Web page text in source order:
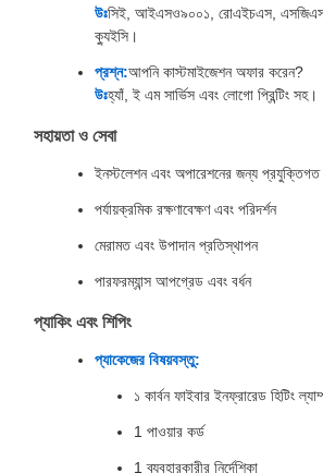
উঃসিই, আইএসও৯০০১, রোএইচএস, এসজিএস
ক্যুইসি।
প্রশ্ন:আপনি কাস্টমাইজেশন অফার করেন?
উঃহ্যাঁ, ই এম সার্ভিস এবং লোগো প্রিন্টিং সহ।
সহায়তা ও সেবা
ইনস্টলেশন এবং অপারেশনের জন্য প্রযুক্তিগত
পর্যায়ক্রমিক রক্ষণাবেক্ষণ এবং পরিদর্শন
মেরামত এবং উপাদান প্রতিস্থাপন
পারফরম্যান্স আপগ্রেড এবং বর্ধন
প্যাকিং এবং শিপিং
প্যাকেজের বিষয়বস্তু:
১ কার্বন ফাইবার ইনফ্রারেড হিটিং
1 পাওয়ার কর্ড
1 ব্যবহারকারীর নির্দেশিকা